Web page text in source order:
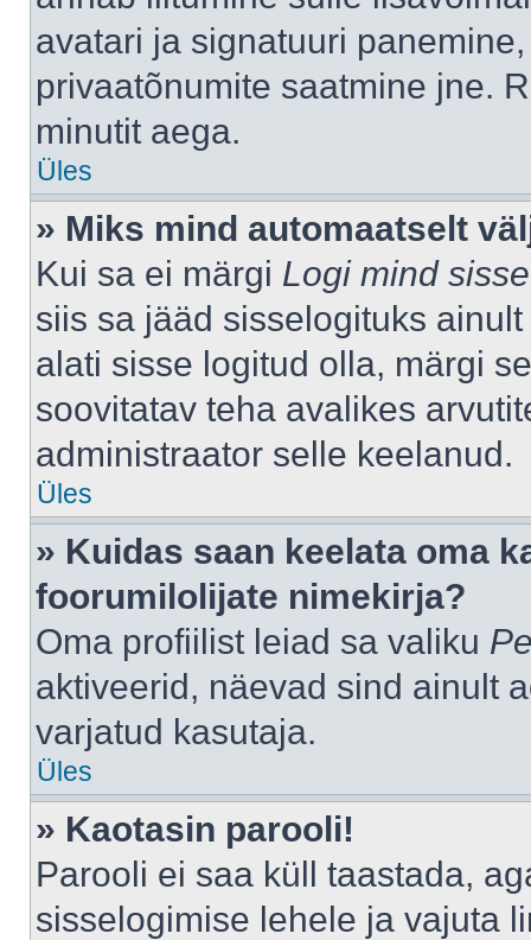
avatari ja signatuuri
privaatõnumite saatmine jne.
minutit aega.
Üles
» Miks mind automaatselt
Kui sa ei märgi Logi mind
siis sa jääd sisselogituks
alati sisse logitud olla, märgi
soovitatav teha avalikes
administraator selle keelanud.
Üles
» Kuidas saan keelata oma
foorumilolijate nimekirja?
Oma profiilist leiad sa valiku
aktiveerid, näevad sind ainult
varjatud kasutaja.
Üles
» Kaotasin parooli!
Parooli ei saa küll taastada,
sisselogimise lehele ja vajuta